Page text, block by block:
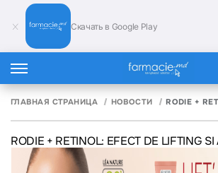
Скачать в Google Play
ГЛАВНАЯ СТРАНИЦА НОВОСТИ RODIE +
RODIE + RETINOL: EFECT DE LIFTING